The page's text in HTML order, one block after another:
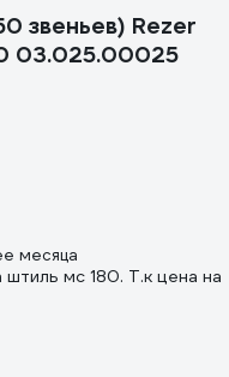
звеньев) Rezer
03.025.00025
месяца
мс 180. Т.к цена на